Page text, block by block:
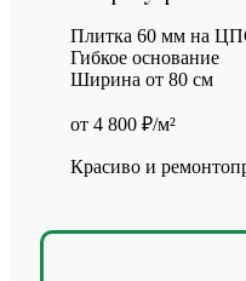
Плитка 60 мм на
Гибкое основание
Ширина от 80 см
от 4 800 ₽/м²
Красиво и